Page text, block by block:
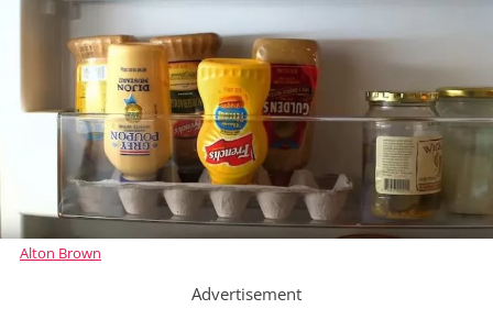
Alton Brown
Advertisement